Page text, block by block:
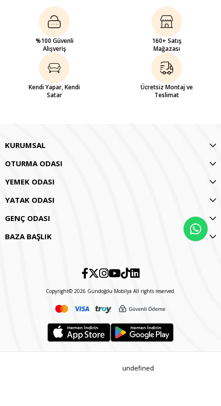
undefined
%100 Güvenli
Alışveriş
160+ Satış
Mağazası
Kendi Yapar, Kendi
Satar
Ücretsiz Montaj ve
Teslimat
KURUMSAL
OTURMA ODASI
YEMEK ODASI
YATAK ODASI
GENÇ ODASI
BAZA BAŞLIK
Copyright© 2026 Gündoğdu Mobilya All rights reserved.